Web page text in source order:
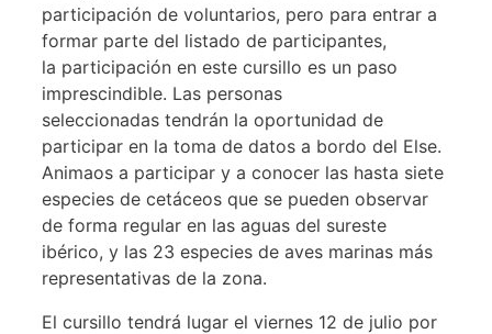
participación de voluntarios, pero para entrar a
formar parte del listado de participantes,
la participación en este cursillo es un paso
imprescindible. Las personas
seleccionadas tendrán la oportunidad de
participar en la toma de datos a bordo del Else.
Animaos a participar y a conocer las hasta siete
especies de cetáceos que se pueden observar
de forma regular en las aguas del sureste
ibérico, y las 23 especies de aves marinas más
representativas de la zona.
El cursillo tendrá lugar el viernes 12 de julio por